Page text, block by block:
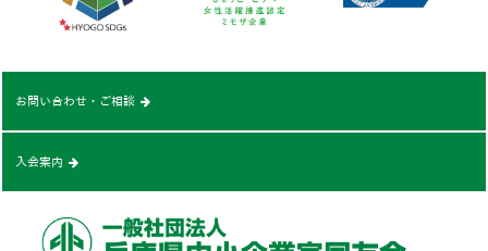
お問い合わせ・ご相談
入会案内